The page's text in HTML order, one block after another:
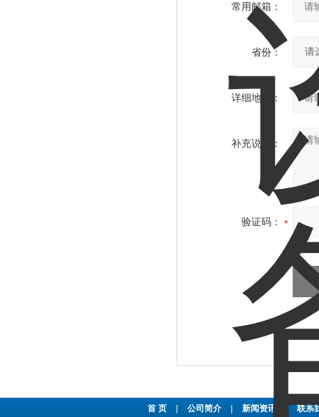
常用邮箱：
省份：
详细地址：
补充说明：
验证码：
首 页 公司简介 新闻资讯 | 联系